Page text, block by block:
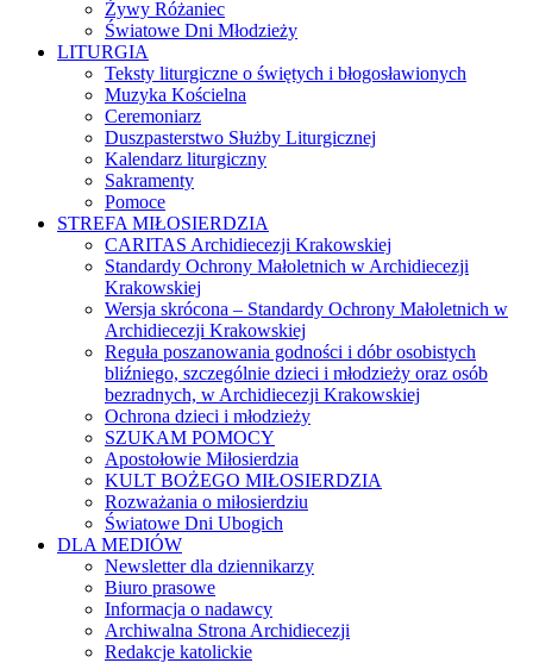
Żywy Różaniec
Światowe Dni Młodzieży
LITURGIA
Teksty liturgiczne o świętych i błogosławionych
Muzyka Kościelna
Ceremoniarz
Duszpasterstwo Służby Liturgicznej
Kalendarz liturgiczny
Sakramenty
Pomoce
STREFA MIŁOSIERDZIA
CARITAS Archidiecezji Krakowskiej
Standardy Ochrony Małoletnich w Archidiecezji
Krakowskiej
Wersja skrócona – Standardy Ochrony Małoletnich w
Archidiecezji Krakowskiej
Reguła poszanowania godności i dóbr osobistych
bliźniego, szczególnie dzieci i młodzieży oraz osób
bezradnych, w Archidiecezji Krakowskiej
Ochrona dzieci i młodzieży
SZUKAM POMOCY
Apostołowie Miłosierdzia
KULT BOŻEGO MIŁOSIERDZIA
Rozważania o miłosierdziu
Światowe Dni Ubogich
DLA MEDIÓW
Newsletter dla dziennikarzy
Biuro prasowe
Informacja o nadawcy
Archiwalna Strona Archidiecezji
Redakcje katolickie